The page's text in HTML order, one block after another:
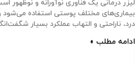
لیزر درمانی یک فناوری نوآورانه و نوظهور
بیماری‌های مختلف پوستی استفاده می‌شود
درد، ناراحتی و التهاب عملکرد بسیار
ادامه مطلب »